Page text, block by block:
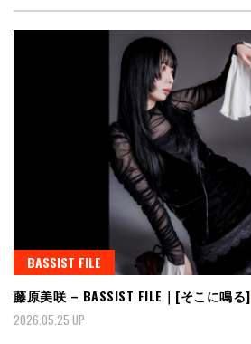
BASSIST FILE
藤原美咲 – BASSIST FILE｜[そこに鳴る]
2026.05.25 UP